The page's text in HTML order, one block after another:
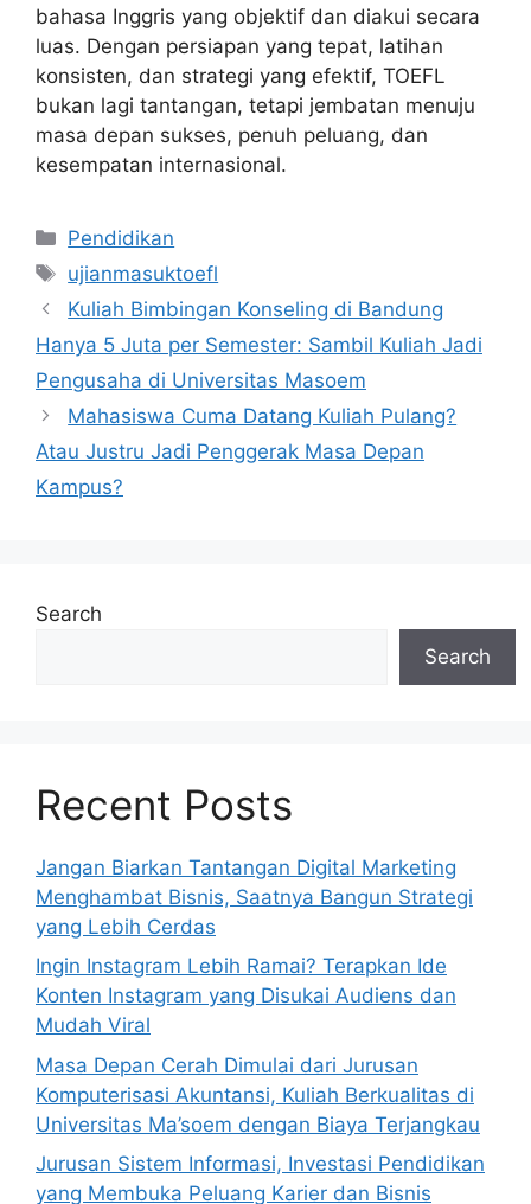
bahasa Inggris yang objektif dan diakui secara
luas. Dengan persiapan yang tepat, latihan
konsisten, dan strategi yang efektif, TOEFL
bukan lagi tantangan, tetapi jembatan menuju
masa depan sukses, penuh peluang, dan
kesempatan internasional.
Categories
Pendidikan
Tags
ujianmasuktoefl
Kuliah Bimbingan Konseling di Bandung
Hanya 5 Juta per Semester: Sambil Kuliah Jadi
Pengusaha di Universitas Masoem
Mahasiswa Cuma Datang Kuliah Pulang?
Atau Justru Jadi Penggerak Masa Depan
Kampus?
Search
Search
Recent Posts
Jangan Biarkan Tantangan Digital Marketing
Menghambat Bisnis, Saatnya Bangun Strategi
yang Lebih Cerdas
Ingin Instagram Lebih Ramai? Terapkan Ide
Konten Instagram yang Disukai Audiens dan
Mudah Viral
Masa Depan Cerah Dimulai dari Jurusan
Komputerisasi Akuntansi, Kuliah Berkualitas di
Universitas Ma’soem dengan Biaya Terjangkau
Jurusan Sistem Informasi, Investasi Pendidikan
yang Membuka Peluang Karier dan Bisnis